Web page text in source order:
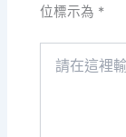
位標示為 *